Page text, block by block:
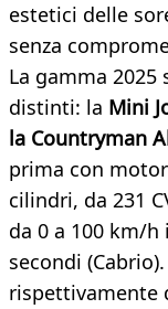
estetici delle
senza
La gamma
distinti: la Mini
la Countryman
prima con
cilindri, da 231
da 0 a 100 km/h
secondi
rispettivamente